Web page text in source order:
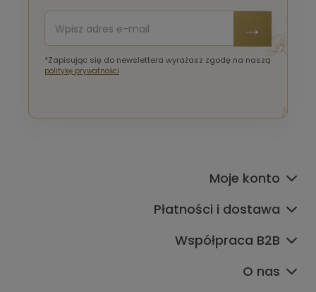
*Zapisując się do newslettera wyrażasz zgodę na naszą
politykę prywatności
Moje konto
Płatności i dostawa
Współpraca B2B
O nas